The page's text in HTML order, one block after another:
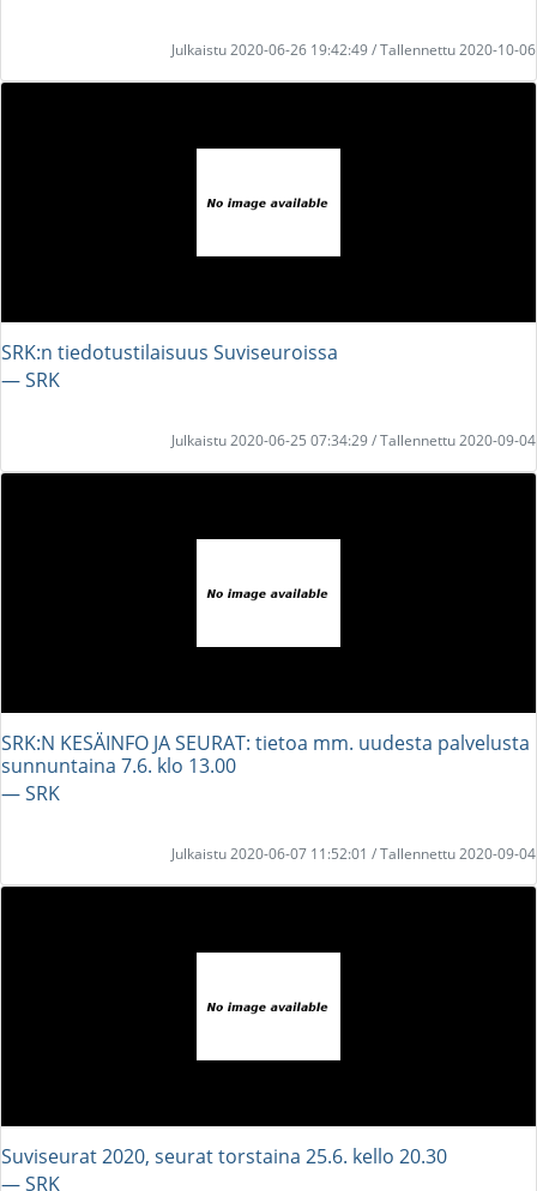
Julkaistu 2020-06-26 19:42:49 / Tallennettu 2020-10-06
SRK:n tiedotustilaisuus Suviseuroissa
― SRK
Julkaistu 2020-06-25 07:34:29 / Tallennettu 2020-09-04
SRK:N KESÄINFO JA SEURAT: tietoa mm. uudesta palvelusta
sunnuntaina 7.6. klo 13.00
― SRK
Julkaistu 2020-06-07 11:52:01 / Tallennettu 2020-09-04
Suviseurat 2020, seurat torstaina 25.6. kello 20.30
― SRK